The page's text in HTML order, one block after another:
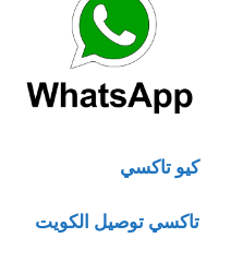
كيو تاكسي
تاكسي توصيل الكويت